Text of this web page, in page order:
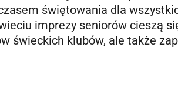
świętowania dla
imprezy seniorów cieszą
świeckich klubów, ale także